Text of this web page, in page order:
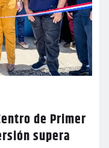
de Primer
supera